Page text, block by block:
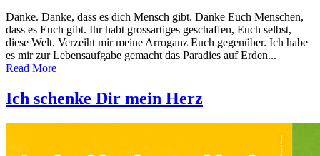
Danke. Danke, dass es dich Mensch gibt. Danke Euch Menschen,
dass es Euch gibt. Ihr habt grossartiges geschaffen, Euch selbst,
diese Welt. Verzeiht mir meine Arroganz Euch gegenüber. Ich habe
es mir zur Lebensaufgabe gemacht das Paradies auf Erden...
Read More
Ich schenke Dir mein Herz